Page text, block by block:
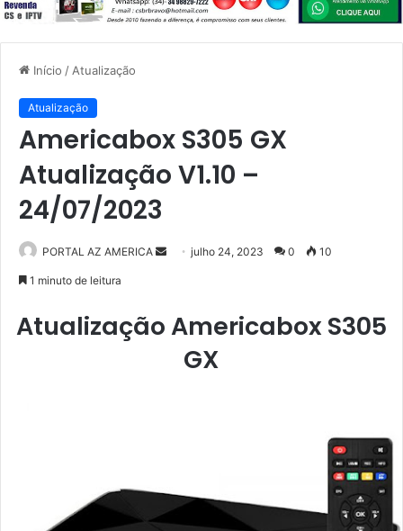
Início / Atualização
Atualização
Americabox S305 GX
Atualização V1.10 –
24/07/2023
PORTAL AZ AMERICA
e
l
julho 24, 2023 0 10
1 minuto de leitura
Atualização Americabox S305
GX